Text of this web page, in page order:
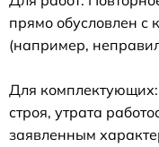
прямо обусловлен с
(например,
Для
строя, утрата
заявленным